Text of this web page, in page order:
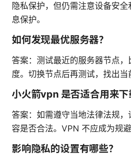
隐私保护，但仍需注意设备安
息保护。
如何发现最优服务器？
答案：测试最近的服务器节点
度。切换节点后再测试，找出当
小火箭vpn 是否适合用来下
答案：如需遵守当地法律法规
容是否合法。VPN 不应成为规
影响隐私的设置有哪些？